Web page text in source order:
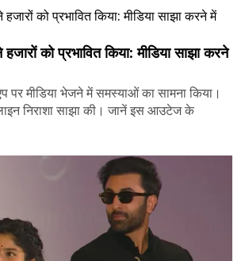
को प्रभावित किया: मीडिया साझा करने
पर मीडिया भेजने में समस्याओं का सामना किया।
निराशा साझा की। जानें इस आउटेज के